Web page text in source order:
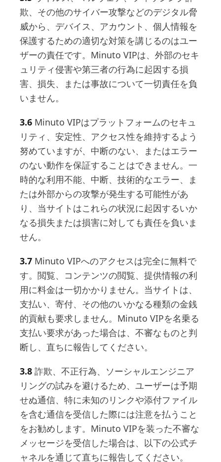
欺、その他のサイバー攻撃などのデジタル脅
威から、デバイス、アカウント、個人情報を
保護するための適切な対策を講じるのはユー
ザーの責任です。Minuto VIPは、外部のセキ
ュリティ侵害や第三者の行為に起因する損
害、損失、または事故について一切責任を負
いません。
3.6 Minuto VIPはプラットフォームのセキュ
リティ、安定性、アクセス性を維持するよう
努めていますが、中断のない、またはエラー
のない動作を保証することはできません。一
時的な利用不能、中断、技術的なエラー、ま
たは外部からの攻撃が発生する可能性があ
り、当サイトはこれらの状況に起因するいか
なる損失または損害に対しても責任を負いま
せん。
3.7 Minuto VIPへのアクセスは完全に無料で
す。閲覧、コンテンツの閲覧、提供情報の利
用に料金は一切かかりません。当サイトは、
支払い、寄付、その他のいかなる種類の金銭
的貢献も要求しません。Minuto VIPを名乗る
支払い要求があった場合は、不審なものと判
断し、直ちに報告してください。
3.8 詐欺、不正行為、ソーシャルエンジニア
リングの試みを避けるため、ユーザーは予期
せぬ通信、特に未知のリンクや添付ファイル
を含む通信を受信した際には注意を払うこと
をお勧めします。Minuto VIPを装った不審な
メッセージを受信した場合は、以下の公式チ
ャネルを通じて直ちに報告してください。